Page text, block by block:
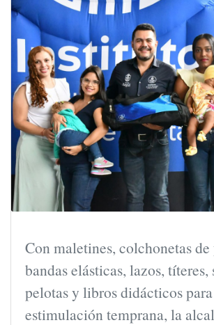
Con maletines, colchonetas de
bandas elásticas, lazos, títeres,
pelotas y libros didácticos
estimulación temprana, la